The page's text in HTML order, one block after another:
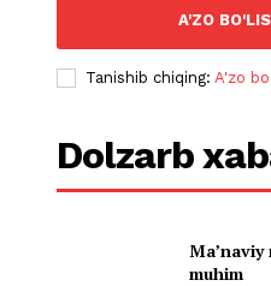
A'ZO
Tanishib chiqing:A'zo
Dolzarb
Ma’naviy
muhim